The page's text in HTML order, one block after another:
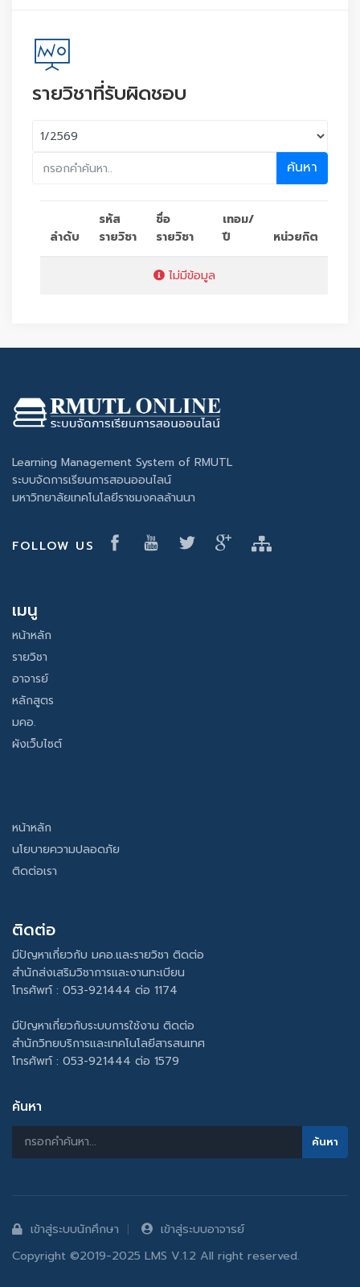
รายวิชาที่รับผิดชอบ
ค้นหา
ลำดับ
รหัส
รายวิชา
ชื่อ
รายวิชา
เทอม/
ปี
หน่วยกิต
ไม่มีข้อมูล
Learning Management System of RMUTL
ระบบจัดการเรียนการสอนออนไลน์
มหาวิทยาลัยเทคโนโลยีราชมงคลล้านนา
FOLLOW US
เมนู
หน้าหลัก
รายวิชา
อาจารย์
หลักสูตร
มคอ.
ผังเว็บไซต์
หน้าหลัก
นโยบายความปลอดภัย
ติดต่อเรา
ติดต่อ
มีปัญหาเกี่ยวกับ มคอ.และรายวิชา ติดต่อ
สำนักส่งเสริมวิชาการและงานทะเบียน
โทรศัพท์ : 053-921444 ต่อ 1174
มีปัญหาเกี่ยวกับระบบการใช้งาน ติดต่อ
สำนักวิทยบริการและเทคโนโลยีสารสนเทศ
โทรศัพท์ : 053-921444 ต่อ 1579
ค้นหา
เข้าสู่ระบบนักศึกษา
เข้าสู่ระบบอาจารย์
Copyright ©2019-2025 LMS V.1.2 All right reserved.